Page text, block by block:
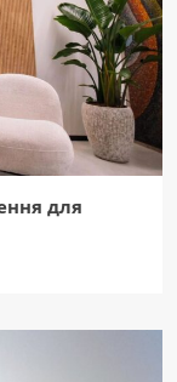
для